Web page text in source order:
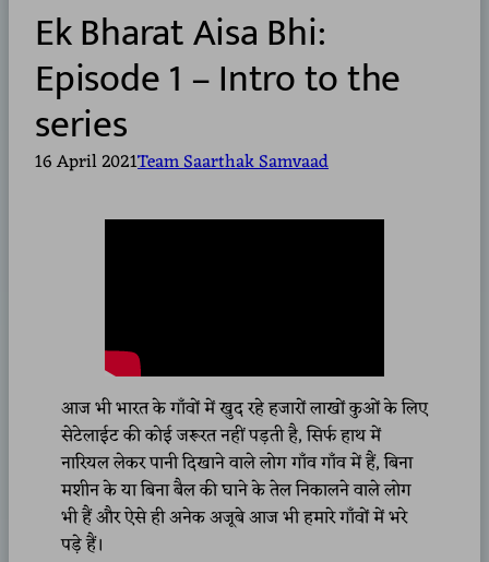
Ek Bharat Aisa Bhi:
Episode 1 – Intro to the
series
16 April 2021Team Saarthak Samvaad
आज भी भारत के गाँवों में खुद रहे हजारों लाखों कुओं के लिए
सेटेलाईट की कोई जरूरत नहीं पड़ती है, सिर्फ हाथ में
नारियल लेकर पानी दिखाने वाले लोग गाँव गाँव में हैं, बिना
मशीन के या बिना बैल की घाने के तेल निकालने वाले लोग
भी हैं और ऐसे ही अनेक अजूबे आज भी हमारे गाँवों में भरे
पड़े हैं।